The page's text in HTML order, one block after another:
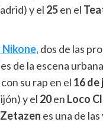
y el 25en el
Nikone,dos de las
de la escena
su rap en el 16 de
y el 20en Loco
Zetazen es una de